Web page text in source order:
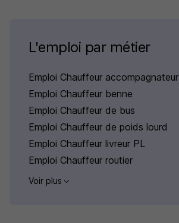
L'emploi par métier
Emploi Chauffeur accompagnateur
Emploi Chauffeur benne
Emploi Chauffeur de bus
Emploi Chauffeur de poids lourd
Emploi Chauffeur livreur PL
Emploi Chauffeur routier
Voir plus